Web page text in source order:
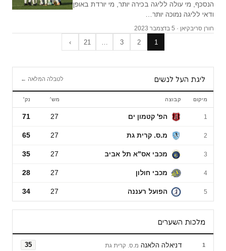
הנסכף, מי עולה לליגה בכירה יותר, מי יורדת באופן
ודאי לליגה נמוכה יותר…
חורן סריבקיאן · 5 בדצמבר 2023
1
2
3
21
›
ליגת העל לנשים לטבלה המלאה ←
ליגת העל לנשים
מיקום קבוצה מש׳ נק׳
1 הפ' קטמון ים 27
71
2 מ.ס. קרית גת 27
65
3 מכבי אס"א תל אביב 27
35
4 מכבי חולון 27
28
5 הפועל רעננה 27
34
מלכות השערים
1 דניאלה הלאנה מ.ס. קרית גת 35